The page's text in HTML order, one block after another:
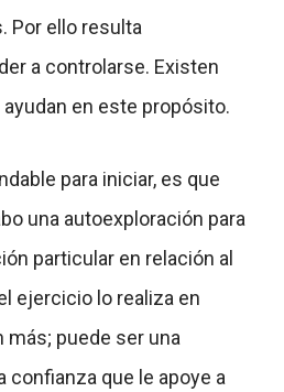
Por ello resulta
a controlarse. Existen
en este propósito.
para iniciar, es que
una autoexploración para
particular en relación al
ejercicio lo realiza en
puede ser una
confianza que le apoye a